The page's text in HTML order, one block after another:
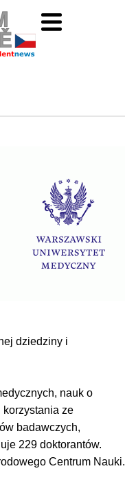
dziedziny i
nauk o
korzystania ze
badawczych,
229 doktorantów.
Centrum Nauki.